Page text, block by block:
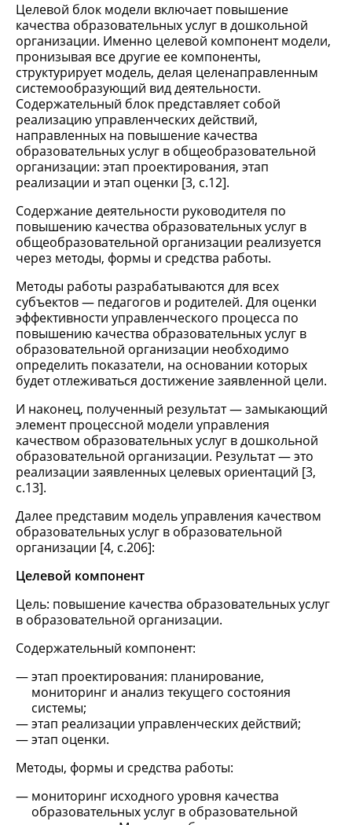
Целевой блок модели включает повышение
качества образовательных услуг в дошкольной
организации. Именно целевой компонент модели,
пронизывая все другие ее компоненты,
структурирует модель, делая целенаправленным
системообразующий вид деятельности.
Содержательный блок представляет собой
реализацию управленческих действий,
направленных на повышение качества
образовательных услуг в общеобразовательной
организации: этап проектирования, этап
реализации и этап оценки [3, c.12].
Содержание деятельности руководителя по
повышению качества образовательных услуг в
общеобразовательной организации реализуется
через методы, формы и средства работы.
Методы работы разрабатываются для всех
субъектов — педагогов и родителей. Для оценки
эффективности управленческого процесса по
повышению качества образовательных услуг в
образовательной организации необходимо
определить показатели, на основании которых
будет отлеживаться достижение заявленной цели.
И наконец, полученный результат — замыкающий
элемент процессной модели управления
качеством образовательных услуг в дошкольной
образовательной организации. Результат — это
реализации заявленных целевых ориентаций [3,
c.13].
Далее представим модель управления качеством
образовательных услуг в образовательной
организации [4, c.206]:
Целевой компонент
Цель: повышение качества образовательных услуг
в образовательной организации.
Содержательный компонент:
этап проектирования: планирование,
мониторинг и анализ текущего состояния
системы;
этап реализации управленческих действий;
этап оценки.
Методы, формы и средства работы:
мониторинг исходного уровня качества
образовательных услуг в образовательной